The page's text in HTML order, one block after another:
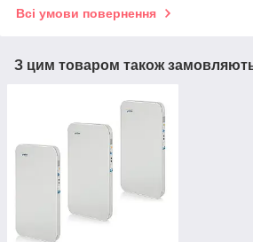
Всі умови повернення
З цим товаром також